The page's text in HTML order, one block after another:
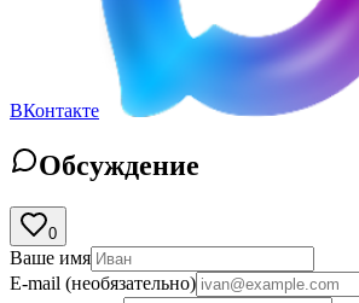
ВКонтакте
Обсуждение
0
Ваше имя
E-mail (необязательно)